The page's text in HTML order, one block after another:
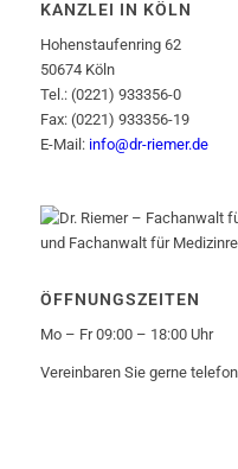
KANZLEI IN KÖLN
Hohenstaufenring 62
50674 Köln
Tel.: (0221) 933356-0
Fax: (0221) 933356-19
E-Mail: info@dr-riemer.de
ÖFFNUNGSZEITEN
Mo – Fr 09:00 – 18:00 Uhr
Vereinbaren Sie gerne